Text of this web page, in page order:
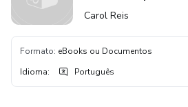
Carol Reis
Formato: eBooks ou Documentos
Idioma: Português